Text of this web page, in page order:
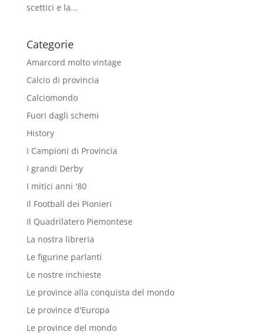
scettici e la...
Categorie
Amarcord molto vintage
Calcio di provincia
Calciomondo
Fuori dagli schemi
History
I Campioni di Provincia
I grandi Derby
I mitici anni '80
Il Football dei Pionieri
Il Quadrilatero Piemontese
La nostra libreria
Le figurine parlanti
Le nostre inchieste
Le province alla conquista del mondo
Le province d'Europa
Le province del mondo